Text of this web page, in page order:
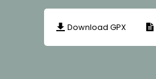
Download GPX